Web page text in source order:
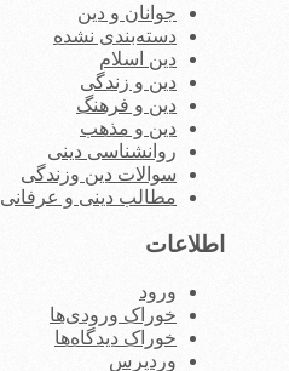
جوانان و دین
دسته‌بندی نشده
دین اسلام
دین و زندگی
دین و فرهنگ
دین و مذهب
روانشناسی دینی
سوالات دین وزندگی
مطالب دینی و عرفانی
اطلاعات
ورود
خوراک ورودی‌ها
خوراک دیدگاه‌ها
وردپرس